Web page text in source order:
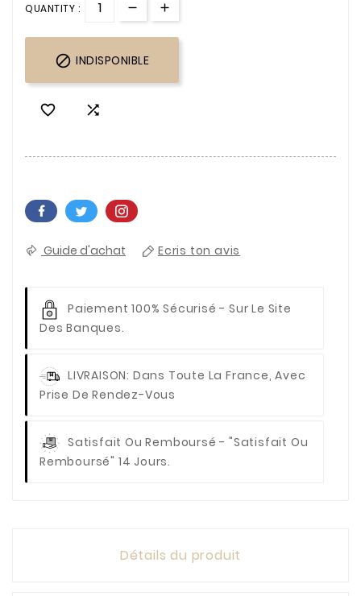
QUANTITY :
 INDISPONIBLE
 
Guide d'achat Ecris ton avis
Paiement 100% Sécurisé - Sur Le Site
Des Banques.
LIVRAISON: Dans Toute La France, Avec
Prise De Rendez-Vous
Satisfait Ou Remboursé- "Satisfait Ou
Remboursé" 14 Jours.
Détails du produit